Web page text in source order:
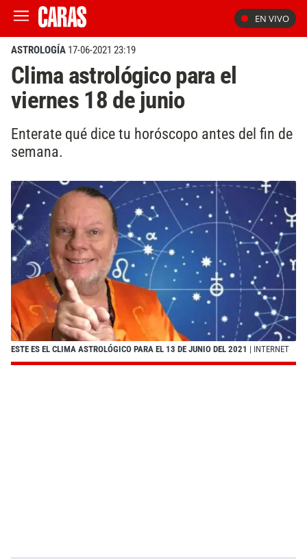
EN VIVO
ASTROLOGÍA 17-06-2021 23:19
Clima astrológico para el
viernes 18 de junio
Enterate qué dice tu horóscopo antes del fin de
semana.
ESTE ES EL CLIMA ASTROLÓGICO PARA EL 13 DE JUNIO DEL 2021 | INTERNET